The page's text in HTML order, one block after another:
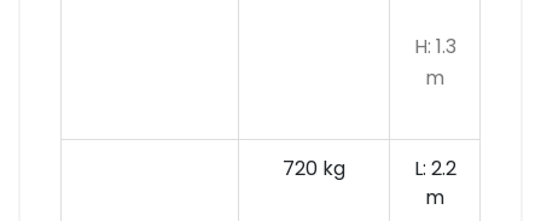
H: 1.3
m
720 kg
L: 2.2
m